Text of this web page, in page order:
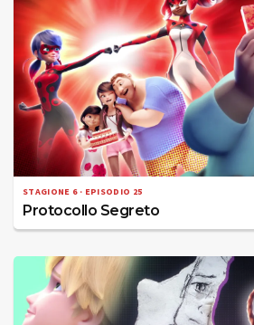
STAGIONE 6 · EPISODIO 25
Protocollo Segreto